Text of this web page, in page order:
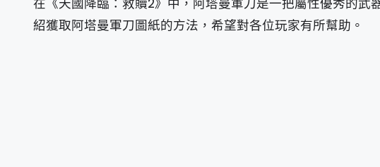
在《天國降臨：救贖2》中，阿塔曼軍刀是一把屬性優秀的
紹獲取阿塔曼軍刀圖紙的方法，希望對各位玩家有所幫助。